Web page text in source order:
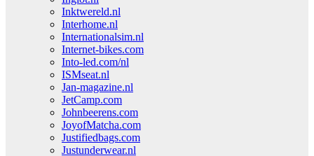
Inktwereld.nl
Interhome.nl
Internationalsim.nl
Internet-bikes.com
Into-led.com/nl
ISMseat.nl
Jan-magazine.nl
JetCamp.com
Johnbeerens.com
JoyofMatcha.com
Justifiedbags.com
Justunderwear.nl